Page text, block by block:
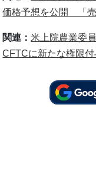
価格予想を公開 「売
関連：米上院農業委
CFTCに新たな権限